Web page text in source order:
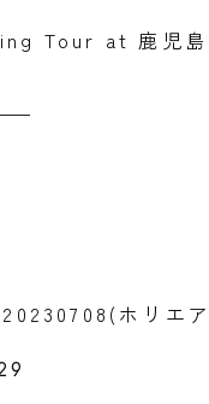
Tour at 鹿児島
ホリエ